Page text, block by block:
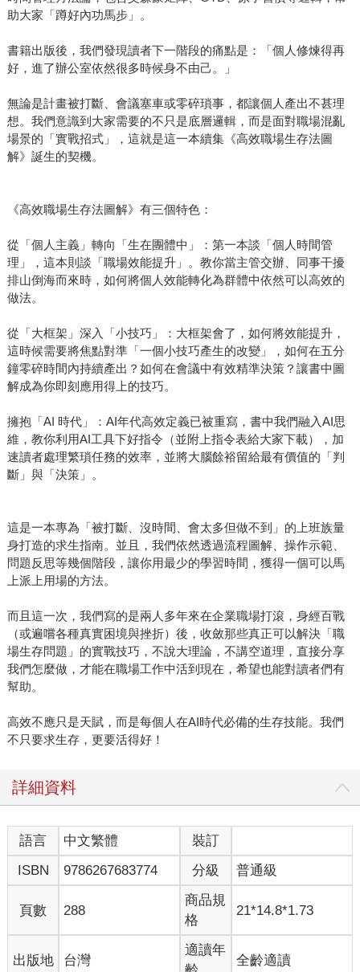
助大家「蹲好內功馬步」。
書籍出版後，我們發現讀者下一階段的痛點是：「個人修煉得再
好，進了辦公室依然很多時候身不由己。」
無論是計畫被打斷、會議塞車或零碎瑣事，都讓個人產出不甚理
想。我們意識到大家需要的不只是底層邏輯，而是面對職場混亂
場景的「實戰招式」，這就是這一本續集《高效職場生存法圖
解》誕生的契機。
《高效職場生存法圖解》有三個特色：
從「個人主義」轉向「生在團體中」：第一本談「個人時間管
理」，這本則談「職場效能提升」。教你當主管交辦、同事干擾
排山倒海而來時，如何將個人效能轉化為群體中依然可以高效的
做法。
從「大框架」深入「小技巧」：大框架會了，如何將效能提升，
這時候需要將焦點對準「一個小技巧產生的改變」，如何在五分
鐘零碎時間內持續產出？如何在會議中有效精準決策？讓書中圖
解成為你即刻應用得上的技巧。
擁抱「AI 時代」：AI年代高效定義已被重寫，書中我們融入AI思
維，教你利用AI工具下好指令（並附上指令表給大家下載），加
速讀者處理繁瑣任務的效率，並將大腦餘裕留給最有價值的「判
斷」與「決策」。
這是一本專為「被打斷、沒時間、會太多但做不到」的上班族量
身打造的求生指南。並且，我們依然透過流程圖解、操作示範、
問題反思等幾個階段，讓你用最少的學習時間，獲得一個可以馬
上派上用場的方法。
而且這一次，我們寫的是兩人多年來在企業職場打滾，身經百戰
（或遍嚐各種真實困境與挫折）後，收斂那些真正可以解決「職
場生存問題」的實戰技巧，不說大理論，不講空道理，直接分享
我們怎麼做，才能在職場工作中活到現在，希望也能對讀者們有
幫助。
高效不應只是天賦，而是每個人在AI時代必備的生存技能。我們
不只要求生存，更要活得好！
詳細資料
語言 中文繁體
裝訂
ISBN
9786267683774 分級 普通級
頁數 288
商品規
格
21*14.8*1.73
出版地 台灣
適讀年
全齡適讀